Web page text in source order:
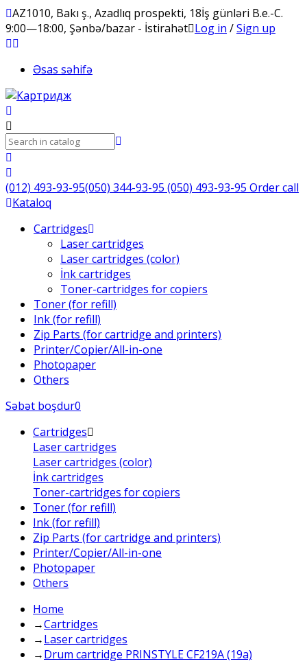
AZ1010, Bakı ş., Azadlıq prospekti, 18İş günləri B.e.-C.
9:00—18:00, Şənbə/bazar - İstirahət Log in /Sign up
Əsas səhifə
(012) 493-93-95(050) 344-93-95 (050) 493-93-95 Order call
Kataloq
Cartridges
Laser cartridges
Laser cartridges (color)
İnk cartridges
Toner-cartridges for copiers
Toner (for refill)
Ink (for refill)
Zip Parts (for cartridge and printers)
Printer/Copier/All-in-one
Photopaper
Others
Səbət boşdur0
Cartridges
Laser cartridges
Laser cartridges (color)
İnk cartridges
Toner-cartridges for copiers
Toner (for refill)
Ink (for refill)
Zip Parts (for cartridge and printers)
Printer/Copier/All-in-one
Photopaper
Others
Home
→Cartridges
→Laser cartridges
→Drum cartridge PRINSTYLE CF219A (19a)